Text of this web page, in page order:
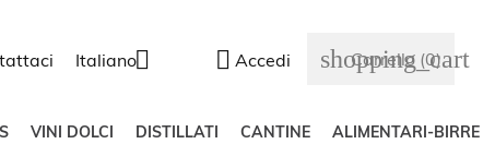
Italiano  Accedi shopping_cart
Carrello (0)
VINI DOLCI DISTILLATI CANTINE ALIMENTARI-BIRRE